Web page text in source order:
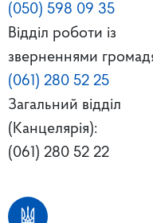
(050) 598 09 35
Відділ роботи із
зверненнями
(061) 280 52 25
Загальний відділ
(Канцелярія):
(061) 280 52 22